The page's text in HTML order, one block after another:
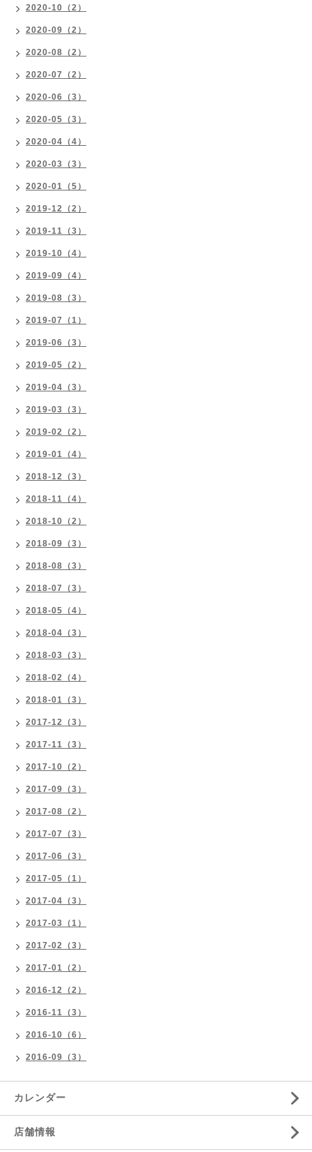
2020-10（2）
2020-09（2）
2020-08（2）
2020-07（2）
2020-06（3）
2020-05（3）
2020-04（4）
2020-03（3）
2020-01（5）
2019-12（2）
2019-11（3）
2019-10（4）
2019-09（4）
2019-08（3）
2019-07（1）
2019-06（3）
2019-05（2）
2019-04（3）
2019-03（3）
2019-02（2）
2019-01（4）
2018-12（3）
2018-11（4）
2018-10（2）
2018-09（3）
2018-08（3）
2018-07（3）
2018-05（4）
2018-04（3）
2018-03（3）
2018-02（4）
2018-01（3）
2017-12（3）
2017-11（3）
2017-10（2）
2017-09（3）
2017-08（2）
2017-07（3）
2017-06（3）
2017-05（1）
2017-04（3）
2017-03（1）
2017-02（3）
2017-01（2）
2016-12（2）
2016-11（3）
2016-10（6）
2016-09（3）
カレンダー
店舗情報